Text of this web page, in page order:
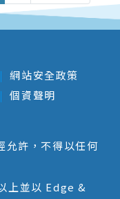
網站安全政策
個資聲明
允許，不得以任何
上並以 Edge &